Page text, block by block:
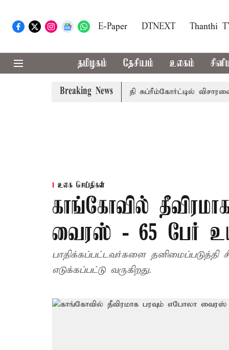
E-Paper DTNEXT Thanthi
தமிழகம் தேசியம் உலகம்
Breaking News
வழக்கு; வரும் 14ம்தேதி சுப்ரீம்கோர்ட்டில் விசாரணை
உலக செய்திகள்
காங்கோவில்
வைரஸ் - 65 பேர்
பாதிக்கப்பட்டவர்களை தனிமைப்படுத்தி
எடுக்கப்பட்டு வருகிறது.